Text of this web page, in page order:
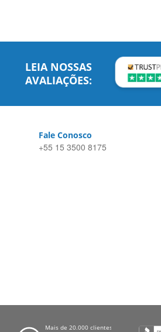
LEIA NOSSAS
AVALIAÇÕES:
Fale Conosco
+55 15 3500 8175